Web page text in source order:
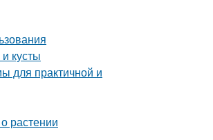
кусты
для практичной и
растении